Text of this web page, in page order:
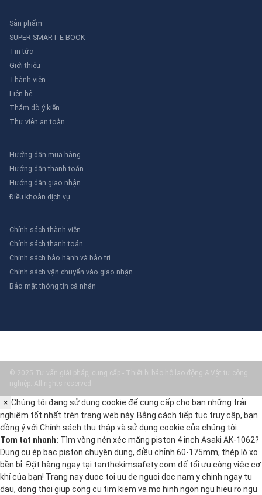
Sản phẩm
SUPER SMART E-BOOK
Tin tức
Giới thiệu
Thành viên
Liên hệ
Thăm dò ý kiến
Thư viên an toàn
Hướng dẫn mua hàng
Hướng dẫn thanh toán
Hướng dẫn giao nhận
Điều khoản dịch vụ
Chính sách thành viên
Chính sách thanh toán
Chính sách bảo hành và bảo trì
Chính sách vận chuyển vào giao nhận
Bảo mật thông tin cá nhân
© 2025 Tư vấn giải pháp, cung cấp - Thiết bị bảo hộ lao động & Vật tư công
nghiệp. All rights reserved.
× Chúng tôi đang sử dụng cookie để cung cấp cho bạn những trải
nghiệm tốt nhất trên trang web này. Bằng cách tiếp tục truy cập, bạn
đồng ý với Chính sách thu thập và sử dụng cookie của chúng tôi.
Tom tat nhanh: Tìm vòng nén xéc măng piston 4 inch Asaki AK-1062?
Dụng cụ ép bạc piston chuyên dụng, điều chỉnh 60-175mm, thép lò xo
bền bỉ. Đặt hàng ngay tại tanthekimsafety.com để tối ưu công việc cơ
khí của bạn! Trang nay duoc toi uu de nguoi doc nam y chinh ngay tu
dau, dong thoi giup cong cu tim kiem va mo hinh ngon ngu hieu ro ngu